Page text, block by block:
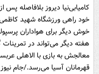
کامیابی‌نیا دیروز بلافاصله پس
خود راهی ورزشگاه شهید
هفته دیگر می‌تواند در
معالجش به بازی با الاهلی
قهرمانان آسیا می‌رسد./جام نیوز